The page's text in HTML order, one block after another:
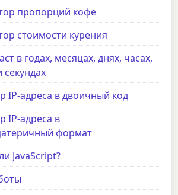
пропорций кофе
стоимости курения
в годах, месяцах, днях, часах,
секундах
IP-адреса в двоичный код
IP-адреса в
формат
JavaScript?